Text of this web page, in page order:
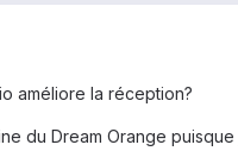
améliore la réception?
du Dream Orange